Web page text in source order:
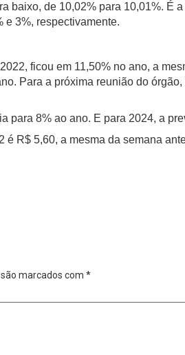
baixo, de 10,02% para 10,01%. É
e 3%, respectivamente.
ficou em 11,50% no ano, a
Para a próxima reunião do
para 8% ao ano. E para 2024, a
R$ 5,60, a mesma da semana
marcados com *